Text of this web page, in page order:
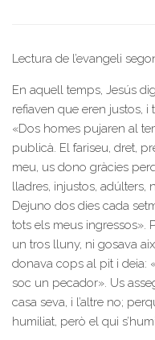
Lectura de l’evangeli
En aquell temps, Jesús
refiaven que eren justos, i
«Dos homes pujaren al
publicà. El fariseu, dret,
meu, us dono gràcies
lladres, injustos,
Dejuno dos dies cada
tots els meus ingressos».
un tros lluny, ni gosava
donava cops al pit i deia:
soc un pecador». Us
casa seva, i l’altre no;
humiliat, però el qui